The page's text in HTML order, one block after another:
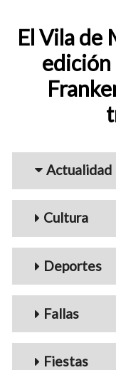
El Vila de
Actualidad
Cultura
Deportes
Fallas
Fiestas